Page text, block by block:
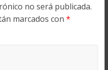
no será publicada.
marcados con *